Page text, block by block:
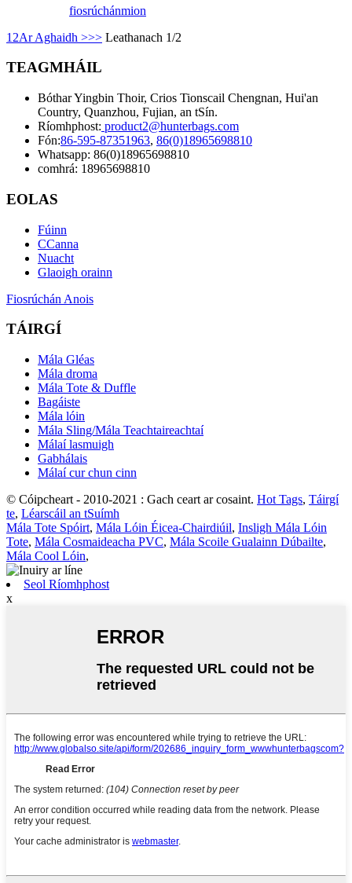
fiosrúchánmion
1 2Ar Aghaidh >>> Leathanach 1/2
TEAGMHÁIL
Bóthar Yingbin Thoir, Crios Tionscail Chengnan, Hui'an
Country, Quanzhou, Fujian, an tSín.
Ríomhphost: product2@hunterbags.com
Fón:86-595-87351963, 86(0)18965698810
Whatsapp: 86(0)18965698810
comhrá: 18965698810
EOLAS
Fúinn
CCanna
Nuacht
Glaoigh orainn
Fiosrúchán Anois
TÁIRGÍ
Mála Gléas
Mála droma
Mála Tote & Duffle
Bagáiste
Mála lóin
Mála Sling/Mála Teachtaireachtaí
Málaí lasmuigh
Gabhálais
Málaí cur chun cinn
© Cóipcheart - 2010-2021 : Gach ceart ar cosaint. Hot Tags, Táirgí
te, Léarscáil an tSuímh
Mála Tote Spóirt, Mála Lóin Éicea-Chairdiúil, Insligh Mála Lóin
Tote, Mála Cosmaideacha PVC, Mála Scoile Gualainn Dúbailte,
Mála Cool Lóin,
Seol Ríomhphost
x